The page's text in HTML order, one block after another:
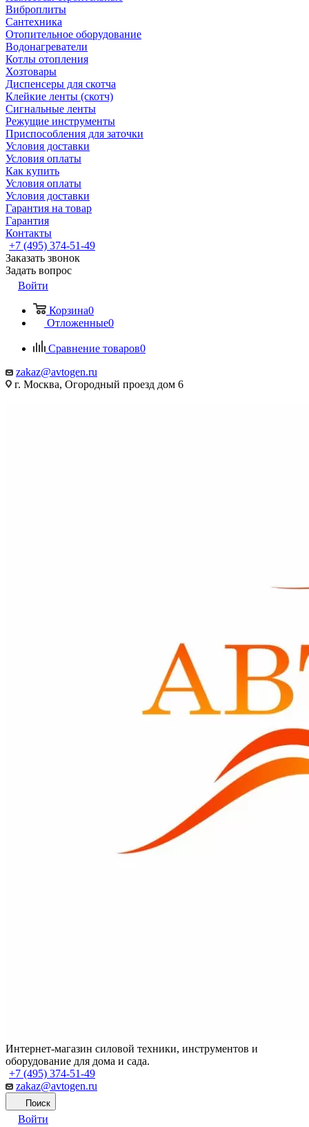
Виброплиты
Сантехника
Отопительное оборудование
Водонагреватели
Котлы отопления
Хозтовары
Диспенсеры для скотча
Клейкие ленты (скотч)
Сигнальные ленты
Режущие инструменты
Приспособления для заточки
Условия доставки
Условия оплаты
Как купить
Условия оплаты
Условия доставки
Гарантия на товар
Гарантия
Контакты
+7 (495) 374-51-49
Заказать звонок
Задать вопрос
Войти
Корзина0
Отложенные0
Сравнение товаров0
zakaz@avtogen.ru
г. Москва, Огородный проезд дом 6
Интернет-магазин силовой техники, инструментов и
оборудование для дома и сада.
+7 (495) 374-51-49
zakaz@avtogen.ru
Поиск
Войти